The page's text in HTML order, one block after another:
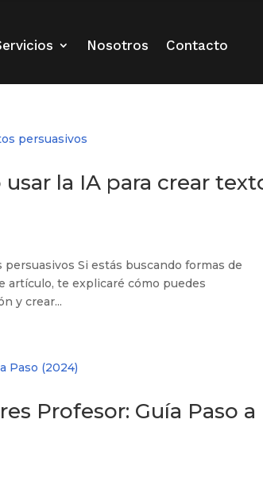
Nosotros Contacto
la IA para crear
Si estás buscando formas de
artículo, te explicaré cómo puedes
y crear...
Profesor: Guía Paso a